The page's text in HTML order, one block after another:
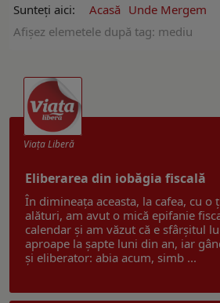
Sunteți aici: Acasă Unde Mergem
Afişez elemetele după tag: mediu
Viaţa Liberă
Eliberarea din iobăgia fiscală
În dimineața aceasta, la cafea, cu o
alături, am avut o mică epifanie
calendar și am văzut că e sfârșitul
aproape la șapte luni din an, iar
și eliberator: abia acum, simb ...